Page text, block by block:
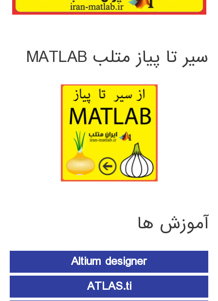
سیر تا پیاز متلب MATLAB
آموزش ها
Altium designer
ATLAS.ti